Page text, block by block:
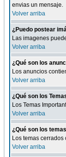
envias un mensaje.
Volver arriba
¿Puedo postear
Las imagenes
Volver arriba
¿Qué son los
Los anuncios
Volver arriba
¿Qué son los
Los Temas
Volver arriba
¿Qué son los
Los temas
Volver arriba